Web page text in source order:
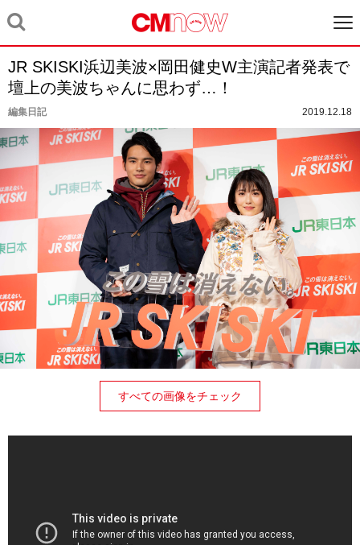
JR SKISKI浜辺美波×岡田健史W主演記者発表で
壇上の美波ちゃんに思わず…！
編集日記 2019.12.18
すべての画像をチェック